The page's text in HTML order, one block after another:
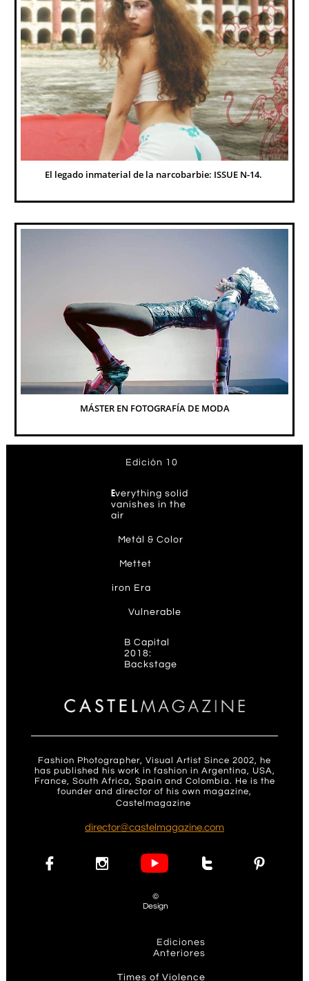
El legado inmaterial de la narcobarbie: ISSUE N-14.
MÁSTER EN FOTOGRAFÍA DE MODA
Edición 10
Everything solid
vanishes in the
air
Metál & Color
Mettet
iron Era
Vulnerable
B Capital
2018:
Backstage
Fashion Photographer, Visual Artist Since 2002, he
has published his work in fashion in Argentina, USA,
France, South Africa, Spain and Colombia. He is the
founder and director of his own magazine,
Castelmagazine
d irector@castelmagazine.com
   
©
Design
Ediciones
Anteriores
Times of Violence